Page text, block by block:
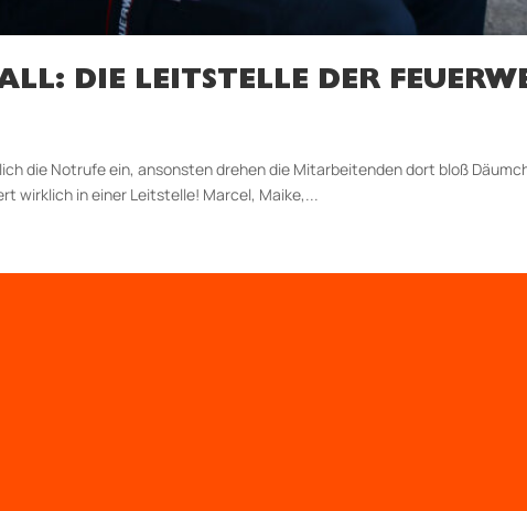
DIE LEITSTELLE DER
die Notrufe ein, ansonsten drehen die Mitarbeitenden dort bloß
wirklich in einer Leitstelle! Marcel, Maike,...